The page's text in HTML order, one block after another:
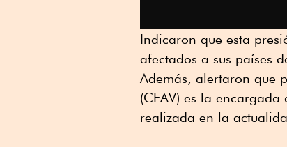
Indicaron que esta
afectados a sus países
Además, alertaron que
(CEAV) es la
realizada en la